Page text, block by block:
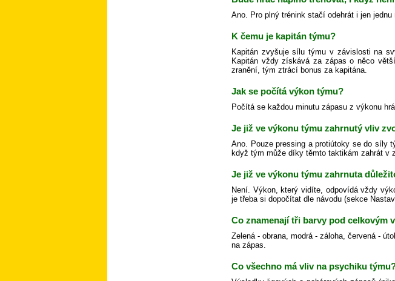
Ano. Pro plný trénink stačí odehrát i jen
K čemu je kapitán týmu?
Kapitán zvyšuje sílu týmu v závislosti na
Kapitán vždy získává za zápas o něco
zranění, tým ztrácí bonus za kapitána.
Jak se počítá výkon týmu?
Počítá se každou minutu zápasu z výkonu
Je již ve výkonu týmu zahrnutý vliv
Ano. Pouze pressing a protiútoky se do síly
když tým může díky těmto taktikám zahrát v
Je již ve výkonu týmu zahrnuta
Není. Výkon, který vidíte, odpovídá vždy
je třeba si dopočítat dle návodu (sekce
Co znamenají tři barvy pod celkovým
Zelená - obrana, modrá - záloha, červená -
na zápas.
Co všechno má vliv na psychiku